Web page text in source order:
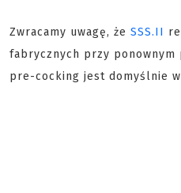
Zwracamy uwagę, że SSS.II
fabrycznych przy ponownym
pre-cocking jest domyślnie